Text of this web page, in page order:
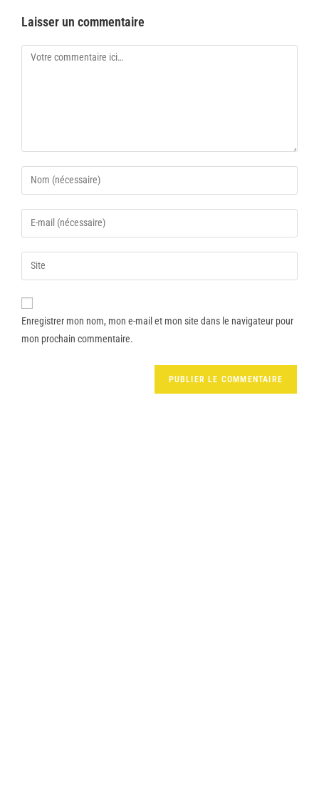
Laisser un commentaire
Enregistrer mon nom, mon e-mail et mon site dans le navigateur pour
mon prochain commentaire.